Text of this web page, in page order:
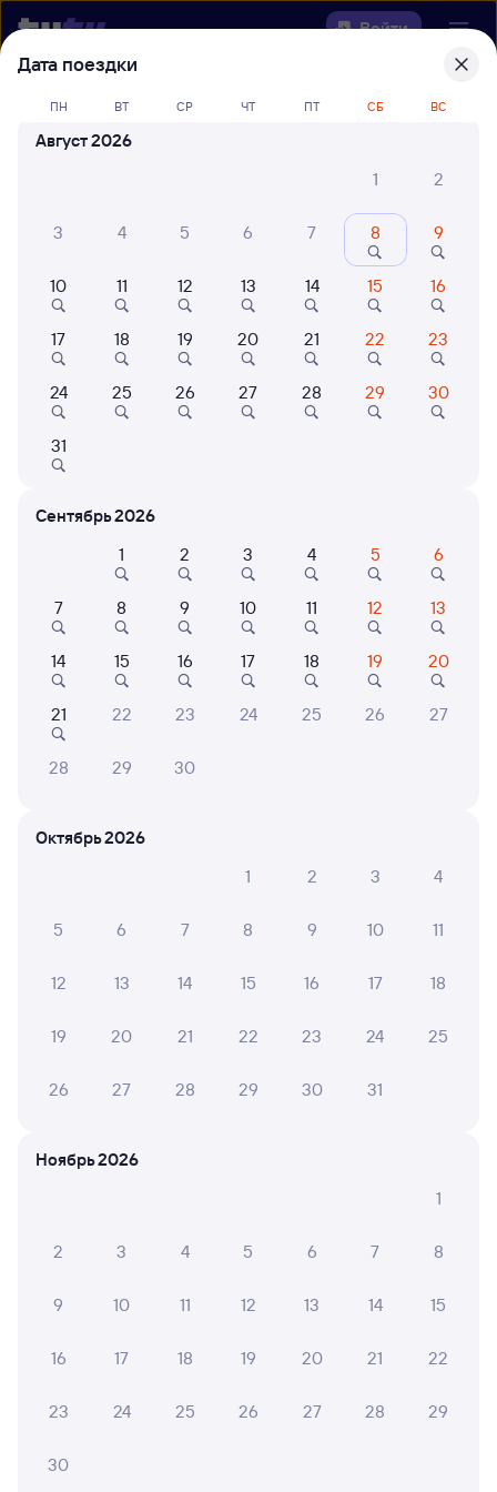
Войти
Выберите день, чтобы найтиж/д
билеты Весна — Караганда
Куда
Когда
Кто едет
Найти поезда
6 причин купить ж/д билеты
Онлайн-покупка за 4 минуты
покупке
Оформление без регистрации на сайте
Частые вопросы
на другой поезд?
Расписание поездов Весна — Караганда
Измените место отправления или прибытия, либо
посмотрите другой транспорт
Дата поездки
ПН ВТ СР ЧТ ПТ СБ ВС
Август 2026
1
2
3 4 5 6 7 8 9
10 11 12 13 14 15 16
17 18 19 20 21 22 23
24 25 26 27 28 29 30
31
Сентябрь 2026
1
2 3 4 5 6
7 8 9 10 11 12 13
14 15 16 17 18 19 20
21 22 23 24 25 26 27
28 29 30
Октябрь 2026
1
2 3 4
5 6 7 8 9 10 11
12 13 14 15 16 17 18
19 20 21 22 23 24 25
26 27 28 29 30 31
Ноябрь 2026
1
2 3 4 5 6 7 8
9 10 11 12 13 14 15
16 17 18 19 20 21 22
23 24 25 26 27 28 29
30